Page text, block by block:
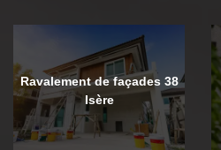
Ravalement de façades 38
Isère